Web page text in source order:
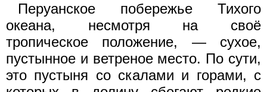
Перуанское побережье Тихого
океана, несмотря на своё
тропическое положение, — сухое,
пустынное и ветреное место. По сути,
это пустыня со скалами и горами, с